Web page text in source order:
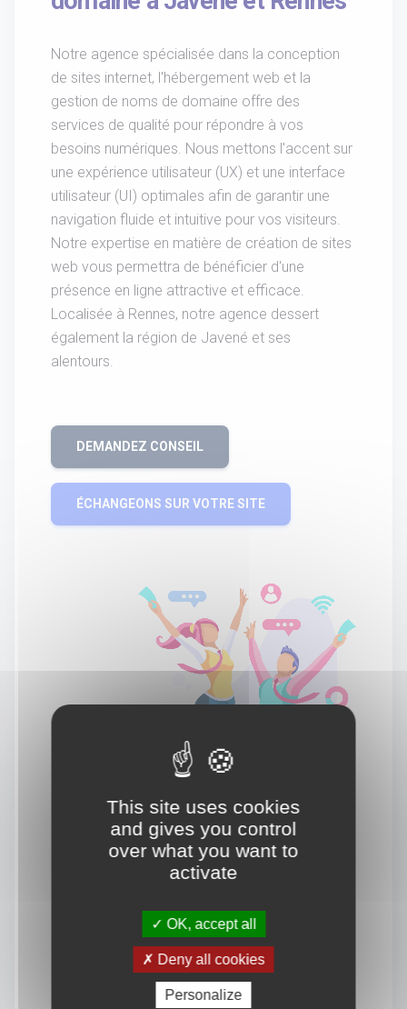
Notre agence spécialisée dans la conception
de sites internet, l'hébergement web et la
gestion de noms de domaine offre des
services de qualité pour répondre à vos
besoins numériques. Nous mettons l'accent sur
une expérience utilisateur (UX) et une interface
utilisateur (UI) optimales afin de garantir une
navigation fluide et intuitive pour vos visiteurs.
Notre expertise en matière de création de sites
web vous permettra de bénéficier d'une
présence en ligne attractive et efficace.
Localisée à Rennes, notre agence dessert
également la région de Javené et ses
alentours.
DEMANDEZ CONSEIL
ÉCHANGEONS SUR VOTRE SITE
This site uses cookies
and gives you control
over what you want to
activate
OK, accept all
Deny all cookies
Personalize